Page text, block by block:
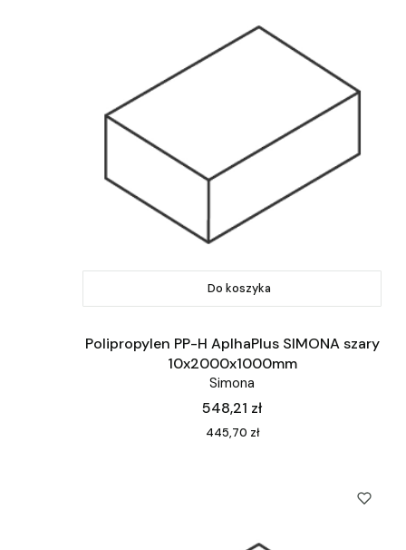
Do koszyka
Polipropylen PP-H AplhaPlus SIMONA szary
10x2000x1000mm
Simona
Cena
548,21 zł
Cena
445,70 zł